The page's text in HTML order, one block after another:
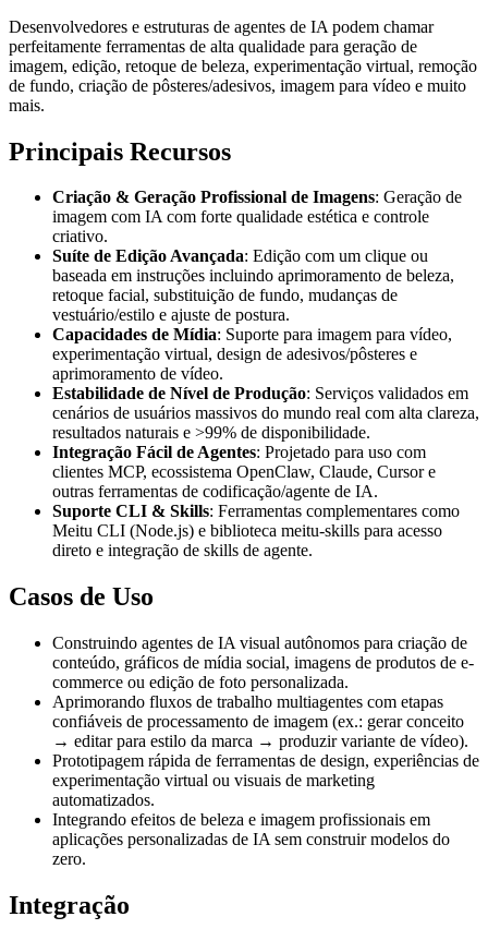
Desenvolvedores e estruturas de agentes de IA podem chamar
perfeitamente ferramentas de alta qualidade para geração de
imagem, edição, retoque de beleza, experimentação virtual, remoção
de fundo, criação de pôsteres/adesivos, imagem para vídeo e muito
mais.
Principais Recursos
Criação & Geração Profissional de Imagens: Geração de
imagem com IA com forte qualidade estética e controle
criativo.
Suíte de Edição Avançada: Edição com um clique ou
baseada em instruções incluindo aprimoramento de beleza,
retoque facial, substituição de fundo, mudanças de
vestuário/estilo e ajuste de postura.
Capacidades de Mídia: Suporte para imagem para vídeo,
experimentação virtual, design de adesivos/pôsteres e
aprimoramento de vídeo.
Estabilidade de Nível de Produção: Serviços validados em
cenários de usuários massivos do mundo real com alta clareza,
resultados naturais e >99% de disponibilidade.
Integração Fácil de Agentes: Projetado para uso com
clientes MCP, ecossistema OpenClaw, Claude, Cursor e
outras ferramentas de codificação/agente de IA.
Suporte CLI & Skills: Ferramentas complementares como
Meitu CLI (Node.js) e biblioteca meitu-skills para acesso
direto e integração de skills de agente.
Casos de Uso
Construindo agentes de IA visual autônomos para criação de
conteúdo, gráficos de mídia social, imagens de produtos de e-
commerce ou edição de foto personalizada.
Aprimorando fluxos de trabalho multiagentes com etapas
confiáveis de processamento de imagem (ex.: gerar conceito
→ editar para estilo da marca → produzir variante de vídeo).
Prototipagem rápida de ferramentas de design, experiências de
experimentação virtual ou visuais de marketing
automatizados.
Integrando efeitos de beleza e imagem profissionais em
aplicações personalizadas de IA sem construir modelos do
zero.
Integração